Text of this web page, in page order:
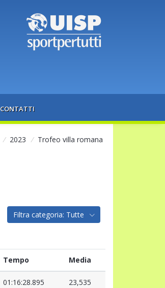
CONTATTI
/ 2023 / Trofeo villa romana
Filtra categoria: Tutte
Tempo Media
01:16:28.895 23,535